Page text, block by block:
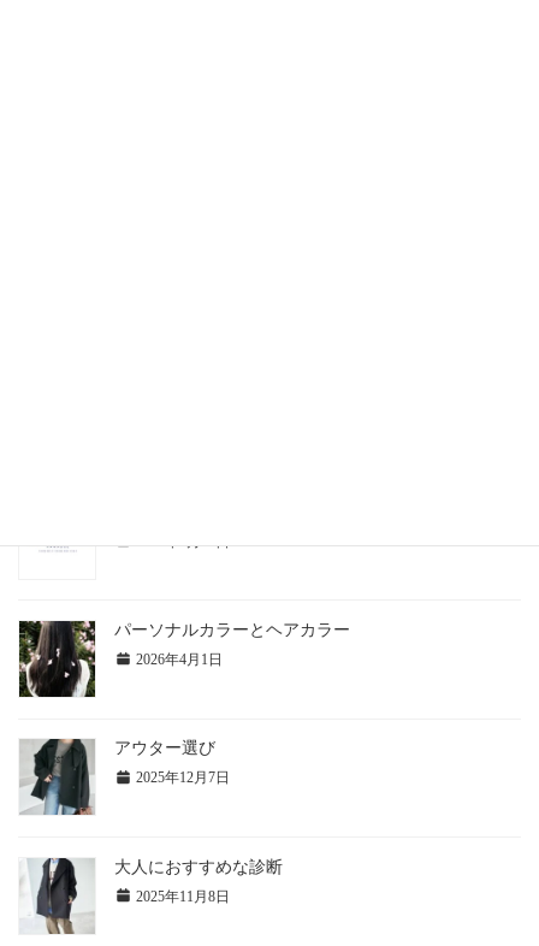
パーソナルカラーとヘアカラー
2026年4月1日
アウター選び
2025年12月7日
大人におすすめな診断
2025年11月8日